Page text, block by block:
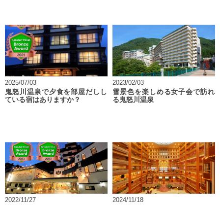
2025/07/03
鬼怒川温泉で夕食を部屋だしし
ている宿はありますか？
2023/02/03
雪景色を楽しめる女子会で訪れ
る鬼怒川温泉
2022/11/27
2024/11/18